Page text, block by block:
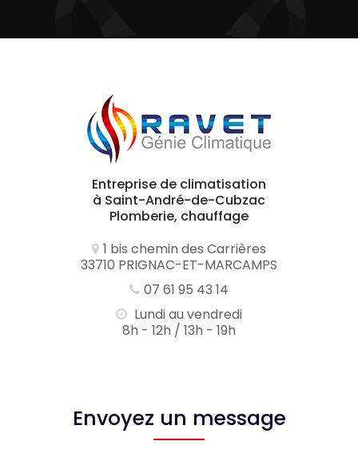
Entreprise de climatisation
à Saint-André-de-Cubzac
Plomberie, chauffage
1 bis chemin des Carrières
33710 PRIGNAC-ET-MARCAMPS
07 61 95 43 14
Lundi au vendredi
8h - 12h / 13h - 19h
Envoyez un message